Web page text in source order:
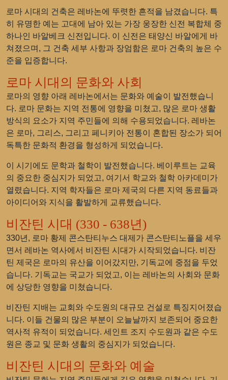
로마 시대의 건축은 레바논에 뚜렷한 흔적을 남겼습니다. 특
히 유명한 예는 고대에 남아 있는 가장 웅장한 신전 복합체 중
하나인 바알베크 신전입니다. 이 신전은 태양신 바알에게 바
쳐졌으며, 그 건축 세부 사항과 장엄함은 로마 건축의 높은 수
준을 입증합니다.
로마 시대의 문화와 사회
로마의 영향 아래 레바논에서는 문화와 예술이 발전했습니
다. 로마 문화는 지역 전통에 영향을 미쳤고, 많은 로마 생활
방식의 요소가 지역 주민들에 의해 수용되었습니다. 레바논
은 로마, 그리스, 그리고 페니키아 전통이 혼합된 장소가 되어
독특한 문화적 환경을 형성하게 되었습니다.
이 시기에도 문학과 철학이 발전했습니다. 베이루트는 교육
의 중요한 중심지가 되었고, 여기서 학교와 철학 아카데미가
열렸습니다. 지역 학자들은 로마 제국의 다른 지역 동료들과
아이디어와 지식을 활발하게 교류했습니다.
비잔틴 시대 (330 - 638년)
330년, 로마 황제 콘스탄티누스 대제가 콘스탄티노플을 세우
면서 레바논 역사에서 비잔틴 시대가 시작되었습니다. 비잔
틴 제국은 로마의 유산을 이어갔지만, 기독교에 중점을 두었
습니다. 기독교는 국교가 되었고, 이는 레바논의 사회와 문화
에 상당한 영향을 미쳤습니다.
비잔틴 지배는 교회와 수도원의 대규모 건설로 특징지어졌습
니다. 이들 건물의 많은 부분이 오늘날까지 보존되어 중요한
역사적 유적이 되었습니다. 세인트 조지 수도원과 같은 수도
원은 종교 및 문화 생활의 중심지가 되었습니다.
비잔틴 시대의 문화와 예술